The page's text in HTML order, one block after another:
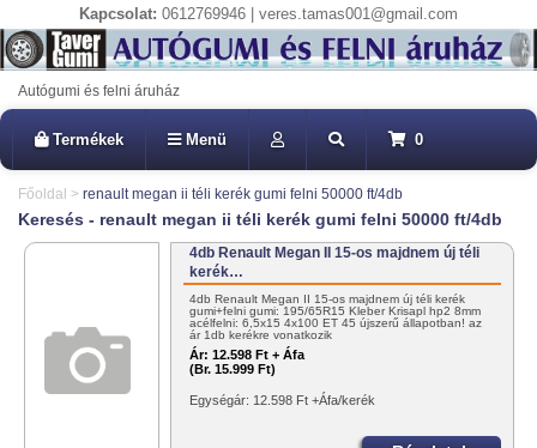
Kapcsolat: 0612769946 | veres.tamas001@gmail.com
Autógumi és felni áruház
Termékek Menü 0
Főoldal > renault megan ii téli kerék gumi felni 50000 ft/4db
Keresés - renault megan ii téli kerék gumi felni 50000 ft/4db
4db Renault Megan II 15-os majdnem új téli
kerék…
4db Renault Megan II 15-os majdnem új téli kerék
gumi+felni gumi: 195/65R15 Kleber Krisapl hp2 8mm
acélfelni: 6,5x15 4x100 ET 45 újszerű állapotban! az
ár 1db kerékre vonatkozik
Ár: 12.598 Ft + Áfa
(Br. 15.999 Ft)
Egységár: 12.598 Ft +Áfa/kerék